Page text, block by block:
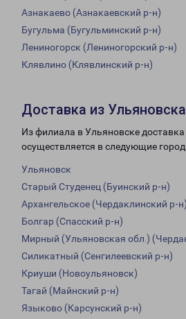
Азнакаево (Азнакаевский р-н)
Бугульма (Бугульминский р-н)
Лениногорск (Лениногорский р-н)
Клявлино (Клявлинский р-н)
Доставка из
Из филиала в Ульяновске доставка
осуществляется в следующие
Ульяновск
Старый Студенец (Буинский р-н)
Архангельское (Чердаклинский р-н)
Болгар (Спасский р-н)
Мирный (Ульяновская обл.)
Силикатный (Сенгилеевский р-н)
Криуши (Новоульяновск)
Тагай (Майнский р-н)
Языково (Карсунский р-н)